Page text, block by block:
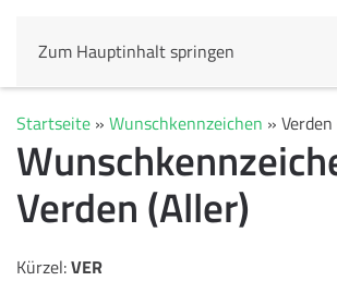
Zum Hauptinhalt springen
Startseite » Wunschkennzeichen »
Verden (Aller)
Kürzel:VER